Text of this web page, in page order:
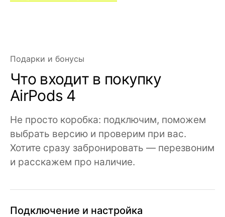
Подарки и бонусы
Что входит в покупку
AirPods 4
Не просто коробка: подключим, поможем
выбрать версию и проверим при вас.
Хотите сразу забронировать — перезвоним
и расскажем про наличие.
Подключение и настройка